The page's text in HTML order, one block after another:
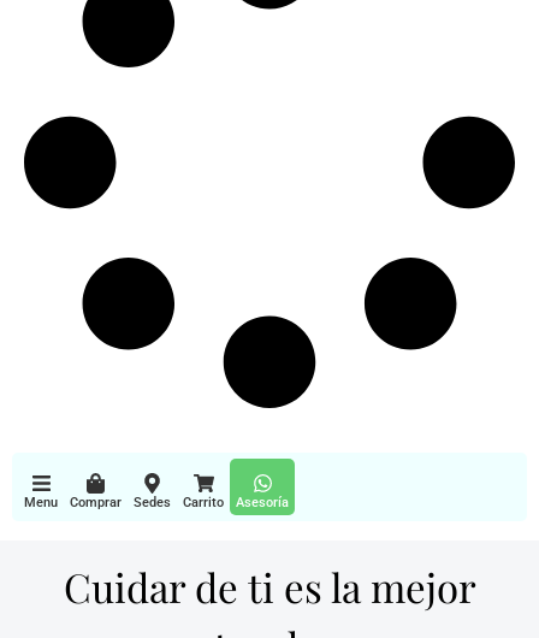
Menu Comprar Sedes Carrito Asesoría
Cuidar de ti es la mejor